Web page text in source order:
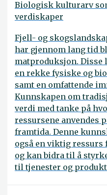
Biologisk kulturarv
verdiskaper
Fjell- og
har gjennom lang tid
matproduksjon. Disse
en rekke fysiske og
samt en omfattende
Kunnskapen om
verdi med tanke på
ressursene anvendes
framtida. Denne
også en viktig
og kan bidra til å
til tjenester og